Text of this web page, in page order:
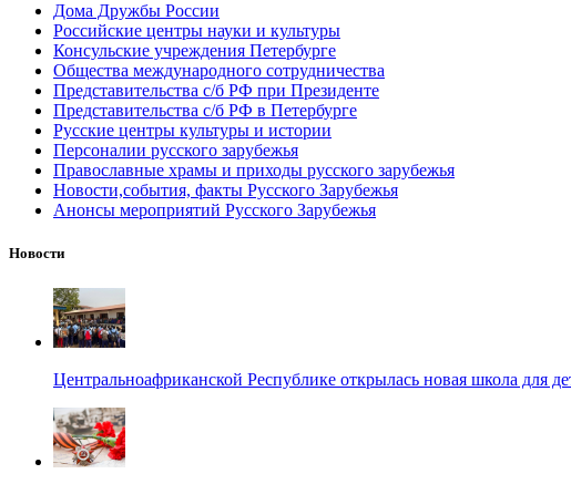
Дома Дружбы России
Российские центры науки и культуры
Консульские учреждения Петербурге
Общества международного сотрудничества
Представительства с/б РФ при Президенте
Представительства с/б РФ в Петербурге
Русские центры культуры и истории
Персоналии русского зарубежья
Православные храмы и приходы русского зарубежья
Новости,события, факты Русского Зарубежья
Анонсы мероприятий Русского Зарубежья
Новости
Центральноафриканской Республике открылась новая школа для